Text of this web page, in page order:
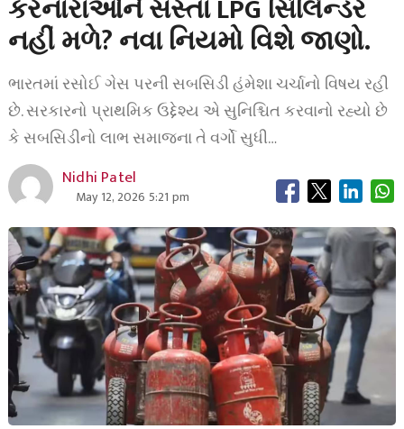
કરનારાઓને સસ્તા LPG સિલિન્ડર
નહીં મળે? નવા નિયમો વિશે જાણો.
ભારતમાં રસોઈ ગેસ પરની સબસિડી હંમેશા ચર્ચાનો વિષય રહી
છે. સરકારનો પ્રાથમિક ઉદ્દેશ્ય એ સુનિશ્ચિત કરવાનો રહ્યો છે
કે સબસિડીનો લાભ સમાજના તે વર્ગો સુધી…
Nidhi Patel
May 12, 2026 5:21 pm